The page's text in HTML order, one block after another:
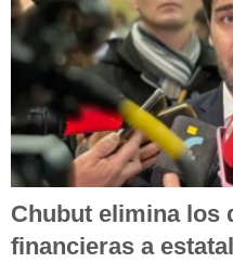
Chubut elimina los
financieras a